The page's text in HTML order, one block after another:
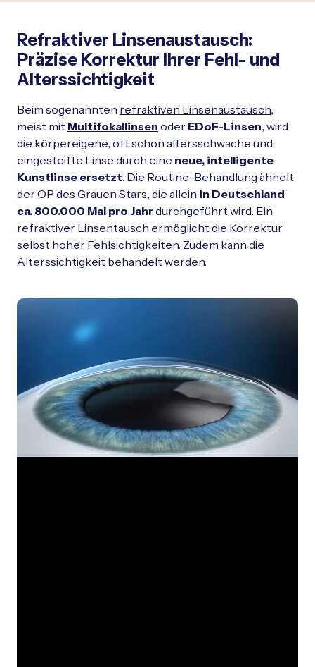
Refraktiver Linsenaustausch:
Präzise Korrektur Ihrer Fehl- und
Alterssichtigkeit
Beim sogenannten refraktiven Linsenaustausch,
meist mit Multifokallinsen oder EDoF-Linsen, wird
die körpereigene, oft schon altersschwache und
eingesteifte Linse durch eine neue, intelligente
Kunstlinse ersetzt. Die Routine-Behandlung ähnelt
der OP des Grauen Stars, die allein in Deutschland
ca. 800.000 Mal pro Jahr durchgeführt wird. Ein
refraktiver Linsentausch ermöglicht die Korrektur
selbst hoher Fehlsichtigkeiten. Zudem kann die
Alterssichtigkeit behandelt werden.